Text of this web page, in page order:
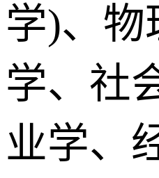
学)、物
学、社
业学、